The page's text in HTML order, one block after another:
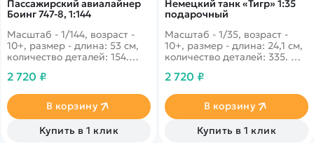
Пассажирский авиалайнер
Боинг 747-8, 1:144
Масштаб - 1/144, возраст -
10+, размер - длина: 53 см,
количество деталей: 154.
шикарный двухэтажный
совершил в начале второго
десятка XXI века, улучшение
летных характеристик и
увеличение количества
2 720 ₽
В корзину
Купить в 1 клик
Немецкий танк «Тигр» 1:35
подарочный
Масштаб - 1/35, возраст -
10+, размер - длина: 24,1 см,
количество деталей: 335.
запоминающихся моментов
является бойня при взятии
Харькова. Со временем
вносились небольшие
модификации в
2 720 ₽
В корзину
Купить в 1 клик